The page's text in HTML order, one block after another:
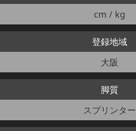
cm / kg
登録地域
大阪
脚質
スプリンター